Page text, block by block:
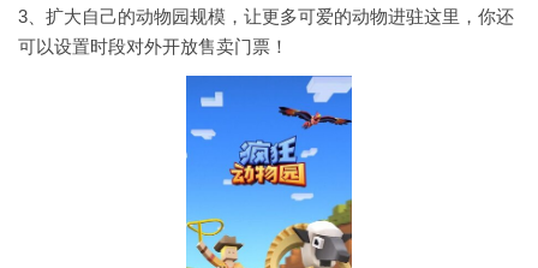
3、扩大自己的动物园规模，让更多可爱的动物进驻这里，你还
可以设置时段对外开放售卖门票！